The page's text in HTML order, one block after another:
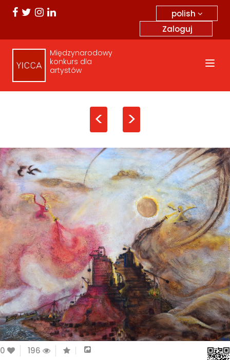
polish
Zaloguj
Międzynarodowy
konkurs dla
artystów
< >
0 196